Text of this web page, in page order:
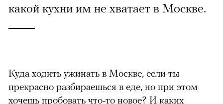
какой кухни им не хватает в Москве.
Куда ходить ужинать в Москве, если ты
прекрасно разбираешься в еде, но при этом
хочешь пробовать что-то новое? И каких